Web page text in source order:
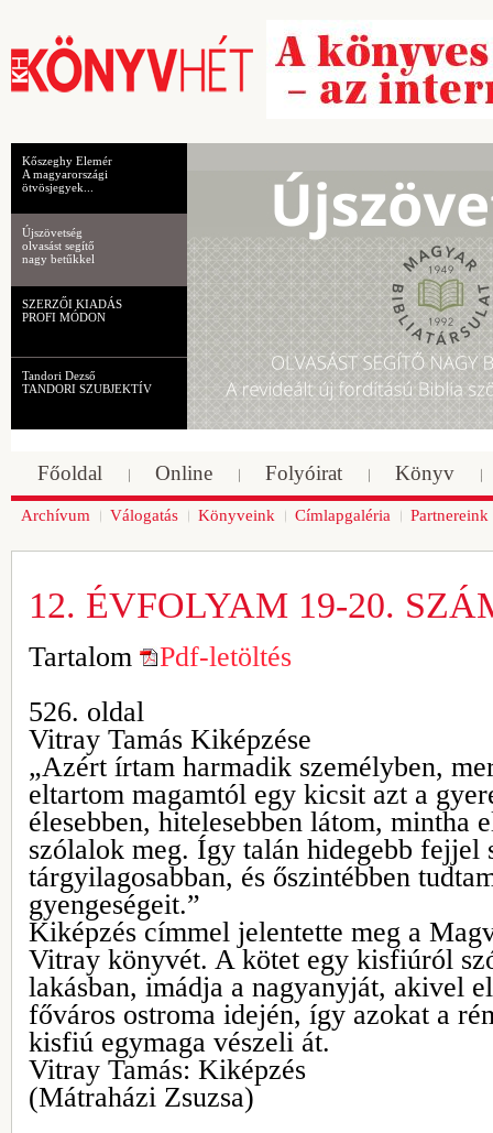
Kőszeghy Elemér
A magyarországi
ötvösjegyek...
Újszövetség
olvasást segítő
nagy betűkkel
SZERZŐI KIADÁS
PROFI MÓDON
Tandori Dezső
TANDORI SZUBJEKTÍV
Főoldal Online Folyóirat Könyv
Archívum Válogatás Könyveink Címlapgaléria Partnereink
12. ÉVFOLYAM 19-20.
Tartalom
Pdf-letöltés
526. oldal
Vitray Tamás Kiképzése
„Azért írtam harmadik személyben,
eltartom magamtól egy kicsit azt a
élesebben, hitelesebben látom, mintha
szólalok meg. Így talán hidegebb fejjel
tárgyilagosabban, és őszintébben
gyengeségeit.”
Kiképzés címmel jelentette meg a
Vitray könyvét. A kötet egy kisfiúról
lakásban, imádja a nagyanyját, akivel
főváros ostroma idején, így azokat a
kisfiú egymaga vészeli át.
Vitray Tamás: Kiképzés
(Mátraházi Zsuzsa)